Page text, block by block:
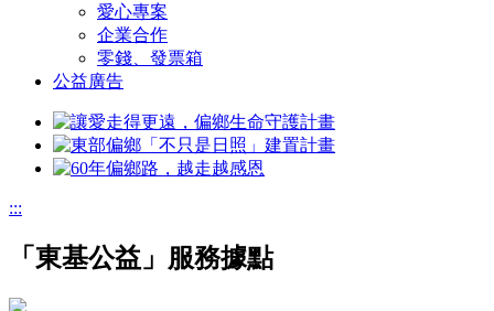
愛心專案
企業合作
零錢、發票箱
公益廣告
:::
「東基公益」服務據點